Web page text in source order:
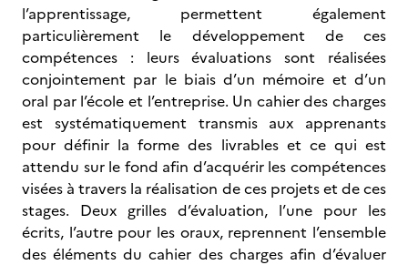
l’apprentissage, permettent également
particulièrement le développement de ces
compétences : leurs évaluations sont réalisées
conjointement par le biais d’un mémoire et d’un
oral par l’école et l’entreprise. Un cahier des charges
est systématiquement transmis aux apprenants
pour définir la forme des livrables et ce qui est
attendu sur le fond afin d’acquérir les compétences
visées à travers la réalisation de ces projets et de ces
stages. Deux grilles d’évaluation, l’une pour les
écrits, l’autre pour les oraux, reprennent l’ensemble
des éléments du cahier des charges afin d’évaluer